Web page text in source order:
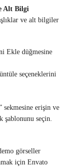
Alt Bilgi
ve alt bilgiler
Ekle düğmesine
seçeneklerini
sekmesine erişin ve
şablonunu seçin.
görseller
için Envato